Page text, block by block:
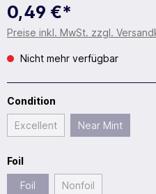
0,49 €*
Preise inkl. MwSt. zzgl.
Nicht mehr verfügbar
Condition
Excellent Near Mint
Foil
Foil Nonfoil